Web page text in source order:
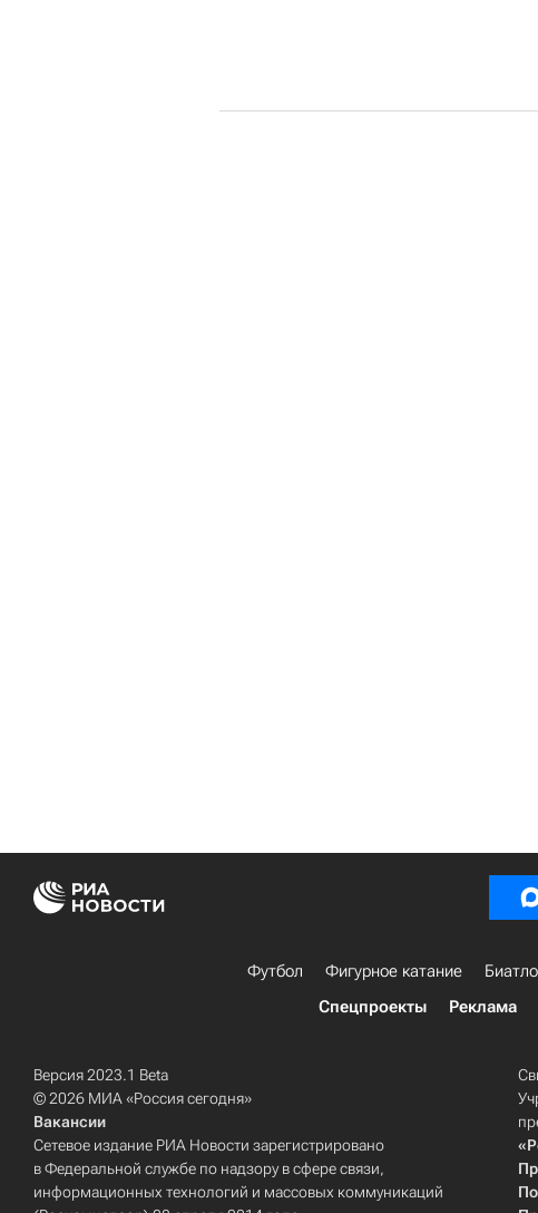
Футбол Фигурное катание
Спецпроекты
Реклама
Версия 2023.1 Beta
© 2026 МИА «Россия сегодня»
Вакансии
Сетевое издание РИА Новости зарегистрировано
в Федеральной службе по надзору в сфере связи,
информационных технологий и массовых коммуникаций